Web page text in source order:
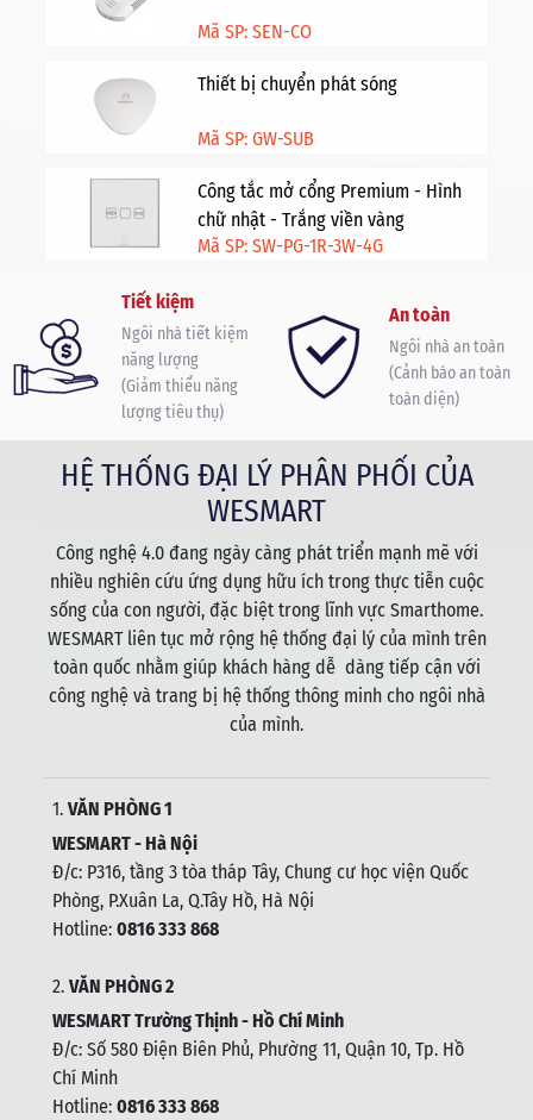
Mã SP: SEN-CO
Thiết bị chuyển phát sóng
Mã SP: GW-SUB
Công tắc mở cổng Premium - Hình
chữ nhật - Trắng viền vàng
Mã SP: SW-PG-1R-3W-4G
Tiết kiệm
Ngôi nhà tiết kiệm
năng lượng
(Giảm thiểu năng
lượng tiêu thụ)
An toàn
Ngôi nhà an toàn
(Cảnh báo an toàn
toàn diện)
HỆ THỐNG ĐẠI LÝ PHÂN PHỐI CỦA
WESMART
Công nghệ 4.0 đang ngày càng phát triển mạnh mẽ với
nhiều nghiên cứu ứng dụng hữu ích trong thực tiễn cuộc
sống của con người, đặc biệt trong lĩnh vực Smarthome.
WESMART liên tục mở rộng hệ thống đại lý của mình trên
toàn quốc nhằm giúp khách hàng dễ dàng tiếp cận với
công nghệ và trang bị hệ thống thông minh cho ngôi nhà
của mình.
1. VĂN PHÒNG 1
WESMART - Hà Nội
Đ/c: P316, tầng 3 tòa tháp Tây, Chung cư học viện Quốc
Phòng, P.Xuân La, Q.Tây Hồ, Hà Nội
Hotline: 0816 333 868
2. VĂN PHÒNG 2
WESMART Trường Thịnh - Hồ Chí Minh
Đ/c: Số 580 Điện Biên Phủ, Phường 11, Quận 10, Tp. Hồ
Chí Minh
Hotline: 0816 333 868